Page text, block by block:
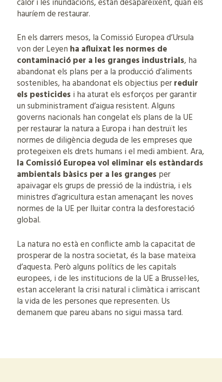
hauríem de restaurar.
En els darrers mesos, la Comissió Europea d’Ursula
von der Leyen ha afluixat les normes de
contaminació per a les granges industrials, ha
abandonat els plans per a la producció d’aliments
sostenibles, ha abandonat els objectius perreduir
els pesticides i ha aturat els esforços per garantir
un subministrament d’aigua resistent. Alguns
governs nacionals han congelat els plans de la UE
per restaurar la natura a Europa i han destruït les
normes de diligència deguda de les empreses que
protegeixen els drets humans i el medi ambient. Ara,
la Comissió Europea vol eliminar els estàndards
ambientals bàsics per a les granges per
apaivagar els grups de pressió de la indústria, i els
ministres d’agricultura estan amenaçant les noves
normes de la UE per lluitar contra la desforestació
global.
La natura no està en conflicte amb la capacitat de
prosperar de la nostra societat, és la base mateixa
d’aquesta. Però alguns polítics de les capitals
europees, i de les institucions de la UE a Brussel·les,
estan accelerant la crisi natural i climàtica i arriscant
la vida de les persones que representen. Us
demanem que pareu abans no sigui massa tard.